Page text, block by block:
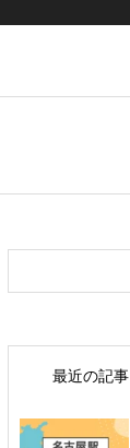
最近の記事